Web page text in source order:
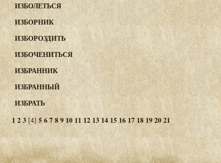
ИЗБОЛЕТЬСЯ
ИЗБОРНИК
ИЗБОРОЗДИТЬ
ИЗБОЧЕНИТЬСЯ
ИЗБРАННИК
ИЗБРАННЫЙ
ИЗБРАТЬ
123 [4] 56789 10 1112 1314 1516 17 18192021